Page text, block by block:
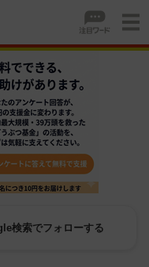
検索でフォローする